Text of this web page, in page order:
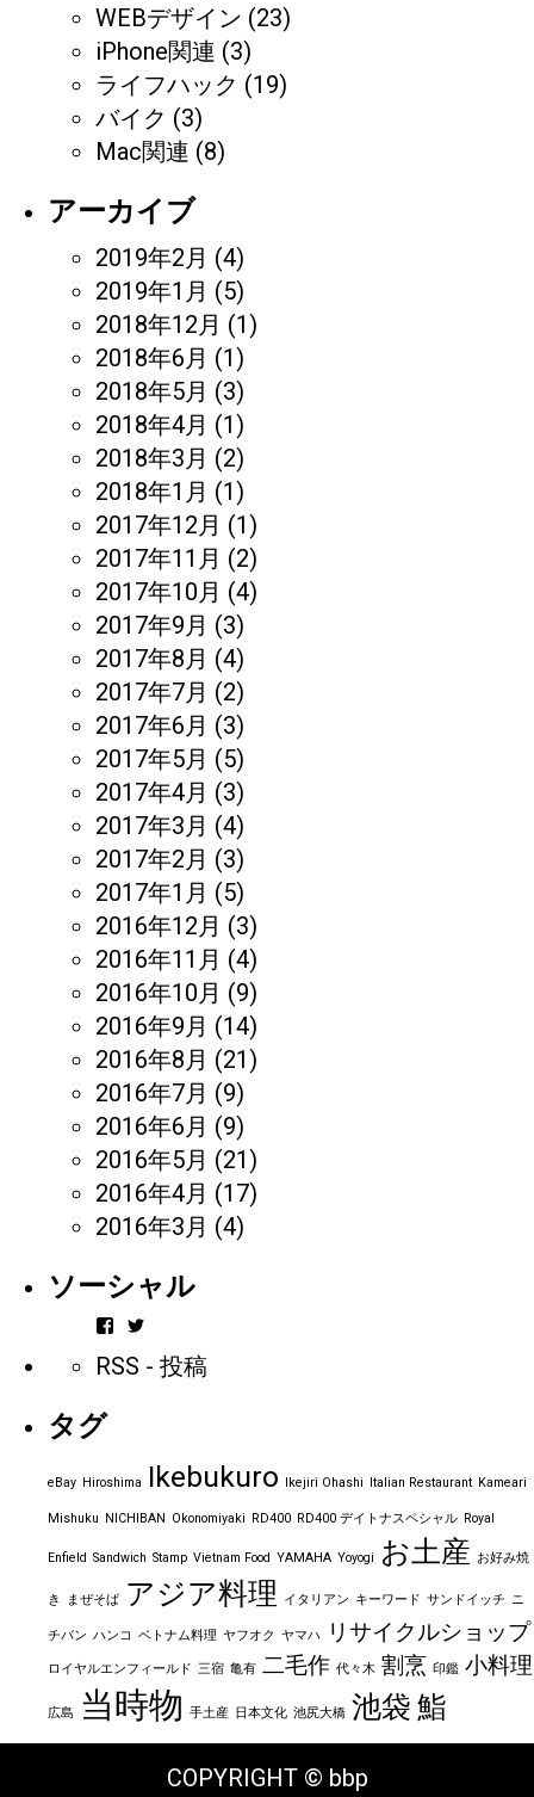
WEBデザイン (23)
iPhone関連 (3)
ライフハック (19)
バイク (3)
Mac関連 (8)
アーカイブ
2019年2月 (4)
2019年1月 (5)
2018年12月 (1)
2018年6月 (1)
2018年5月 (3)
2018年4月 (1)
2018年3月 (2)
2018年1月 (1)
2017年12月 (1)
2017年11月 (2)
2017年10月 (4)
2017年9月 (3)
2017年8月 (4)
2017年7月 (2)
2017年6月 (3)
2017年5月 (5)
2017年4月 (3)
2017年3月 (4)
2017年2月 (3)
2017年1月 (5)
2016年12月 (3)
2016年11月 (4)
2016年10月 (9)
2016年9月 (14)
2016年8月 (21)
2016年7月 (9)
2016年6月 (9)
2016年5月 (21)
2016年4月 (17)
2016年3月 (4)
ソーシャル
vintageorder
ん
ー
を
で
示
ん
の
ー
を
で
示
RSS - 投稿
タグ
eBay Hiroshima Ikebukuro Ikejiri Ohashi Italian Restaurant Kameari
Mishuku NICHIBAN Okonomiyaki RD400 RD400 デイトナスペシャル Royal
Enfield Sandwich Stamp Vietnam Food YAMAHA Yoyogi お土産 お好み焼
き まぜそば アジア料理 イタリアン キーワード サンドイッチ ニ
チバン ハンコ ベトナム料理 ヤフオク ヤマハ リサイクルショップ
ロイヤルエンフィールド 三宿 亀有 二毛作 代々木 割烹 印鑑 小料理
広島 当時物 手土産 日本文化 池尻大橋 池袋 鮨
COPYRIGHT © bbp